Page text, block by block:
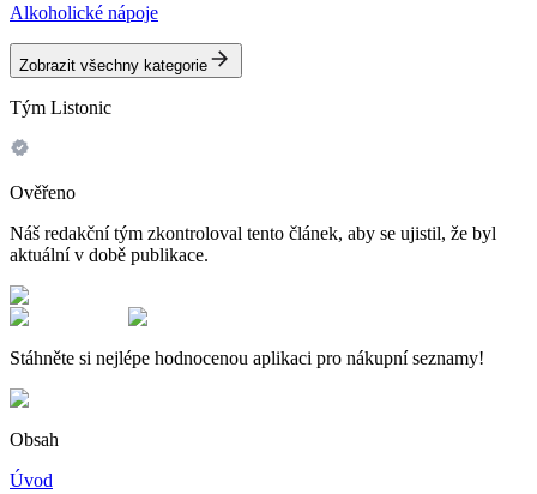
Alkoholické nápoje
Zobrazit všechny kategorie
Tým Listonic
Ověřeno
Náš redakční tým zkontroloval tento článek, aby se ujistil, že byl
aktuální v době publikace.
Stáhněte si nejlépe hodnocenou aplikaci pro nákupní seznamy!
Obsah
Úvod